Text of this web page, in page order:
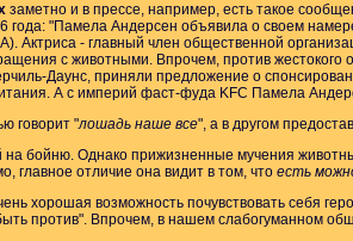
заметно и в прессе, например, есть такое
года: "Памела Андерсен объявила о своем
Актриса - главный член общественной
с животными. Впрочем, против
Даунс, приняли предложение о
А с империй фаст-фуда KFC Памела
говорит "лошадь наше все", а в другом
бойню. Однако прижизненные мучения
главное отличие она видит в том, что есть
хорошая возможность почувствовать себя
против". Впрочем, в нашем слабогуманном